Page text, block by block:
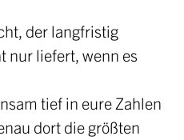
der langfristig
nur liefert, wenn es
tief in eure Zahlen
dort die größten